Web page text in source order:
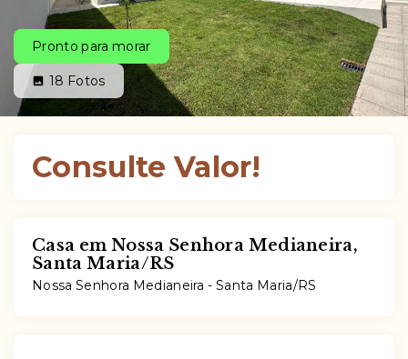
Pronto para morar
18 Fotos
Consulte Valor!
Casa em Nossa Senhora Medianeira,
Santa Maria/RS
Nossa Senhora Medianeira - Santa Maria/RS